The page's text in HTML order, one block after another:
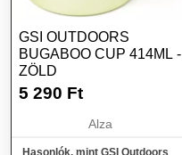
GSI OUTDOORS
BUGABOO CUP 414ML -
ZÖLD
5 290 Ft
Alza
Hasonlók, mint GSI Outdoors